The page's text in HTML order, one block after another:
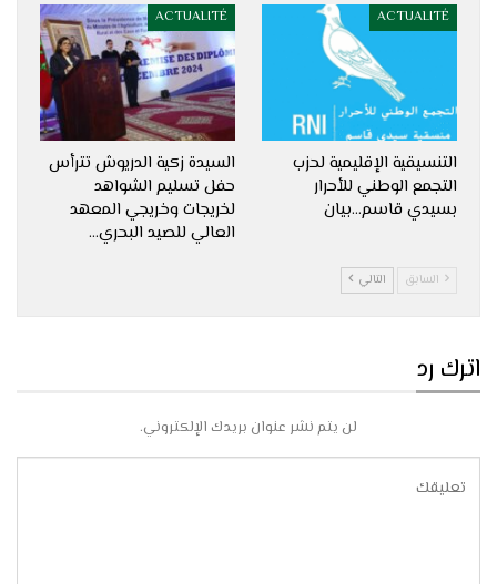
ACTUALITÉ
التنسيقية الإقليمية لحزب
التجمع الوطني للأحرار
بسيدي قاسم…بيان
ACTUALITÉ
السيدة زكية الدريوش تترأس
حفل تسليم الشواهد
لخريجات وخريجي المعهد
العالي للصيد البحري…
السابق التالي
اترك رد
لن يتم نشر عنوان بريدك الإلكتروني.